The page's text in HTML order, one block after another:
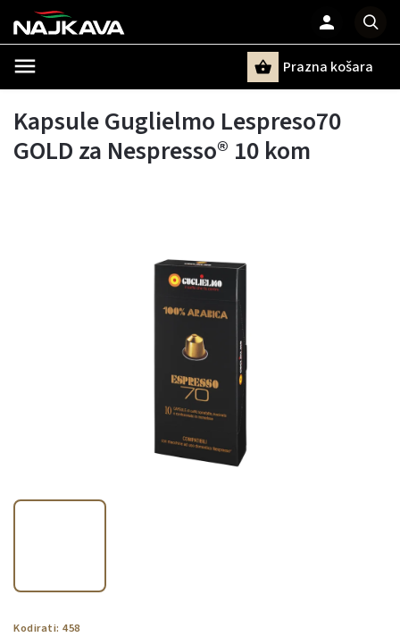
Prazna košara
Kapsule Guglielmo Lespreso70
GOLD za Nespresso® 10 kom
Kodirati: 458